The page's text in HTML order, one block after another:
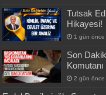
Tutsak
Hikayesi!
1 gün önce
Son
2 gün önce